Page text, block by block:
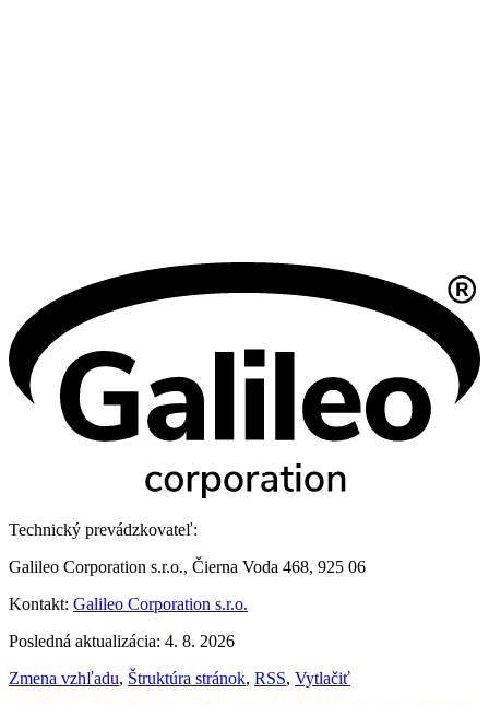
Technický prevádzkovateľ:
Galileo Corporation s.r.o., Čierna Voda 468, 925 06
Kontakt: Galileo Corporation s.r.o.
Posledná aktualizácia: 4. 8. 2026
Zmena vzhľadu, Štruktúra stránok, RSS, Vytlačiť